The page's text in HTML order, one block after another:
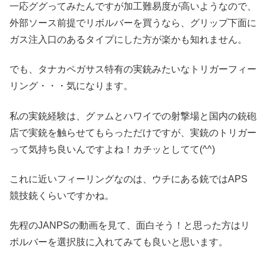
一応ググってみたんですが加工難易度が高いようなので、
外部ソース前提でリボルバーを買うなら、グリップ下面に
ガス注入口のあるタイプにした方が楽かも知れません。
でも、タナカペガサス特有の実銃みたいなトリガーフィー
リング・・・気になります。
私の実銃経験は、グァムとハワイでの射撃場と国内の銃砲
店で実銃を触らせてもらっただけですが、実銃のトリガー
って気持ち良いんですよね！カチッとしてて(^^)
これに近いフィーリングなのは、ウチにある銃ではAPS
競技銃くらいですかね。
先程のJANPSの動画を見て、面白そう！と思った方はリ
ボルバーを選択肢に入れてみても良いと思います。